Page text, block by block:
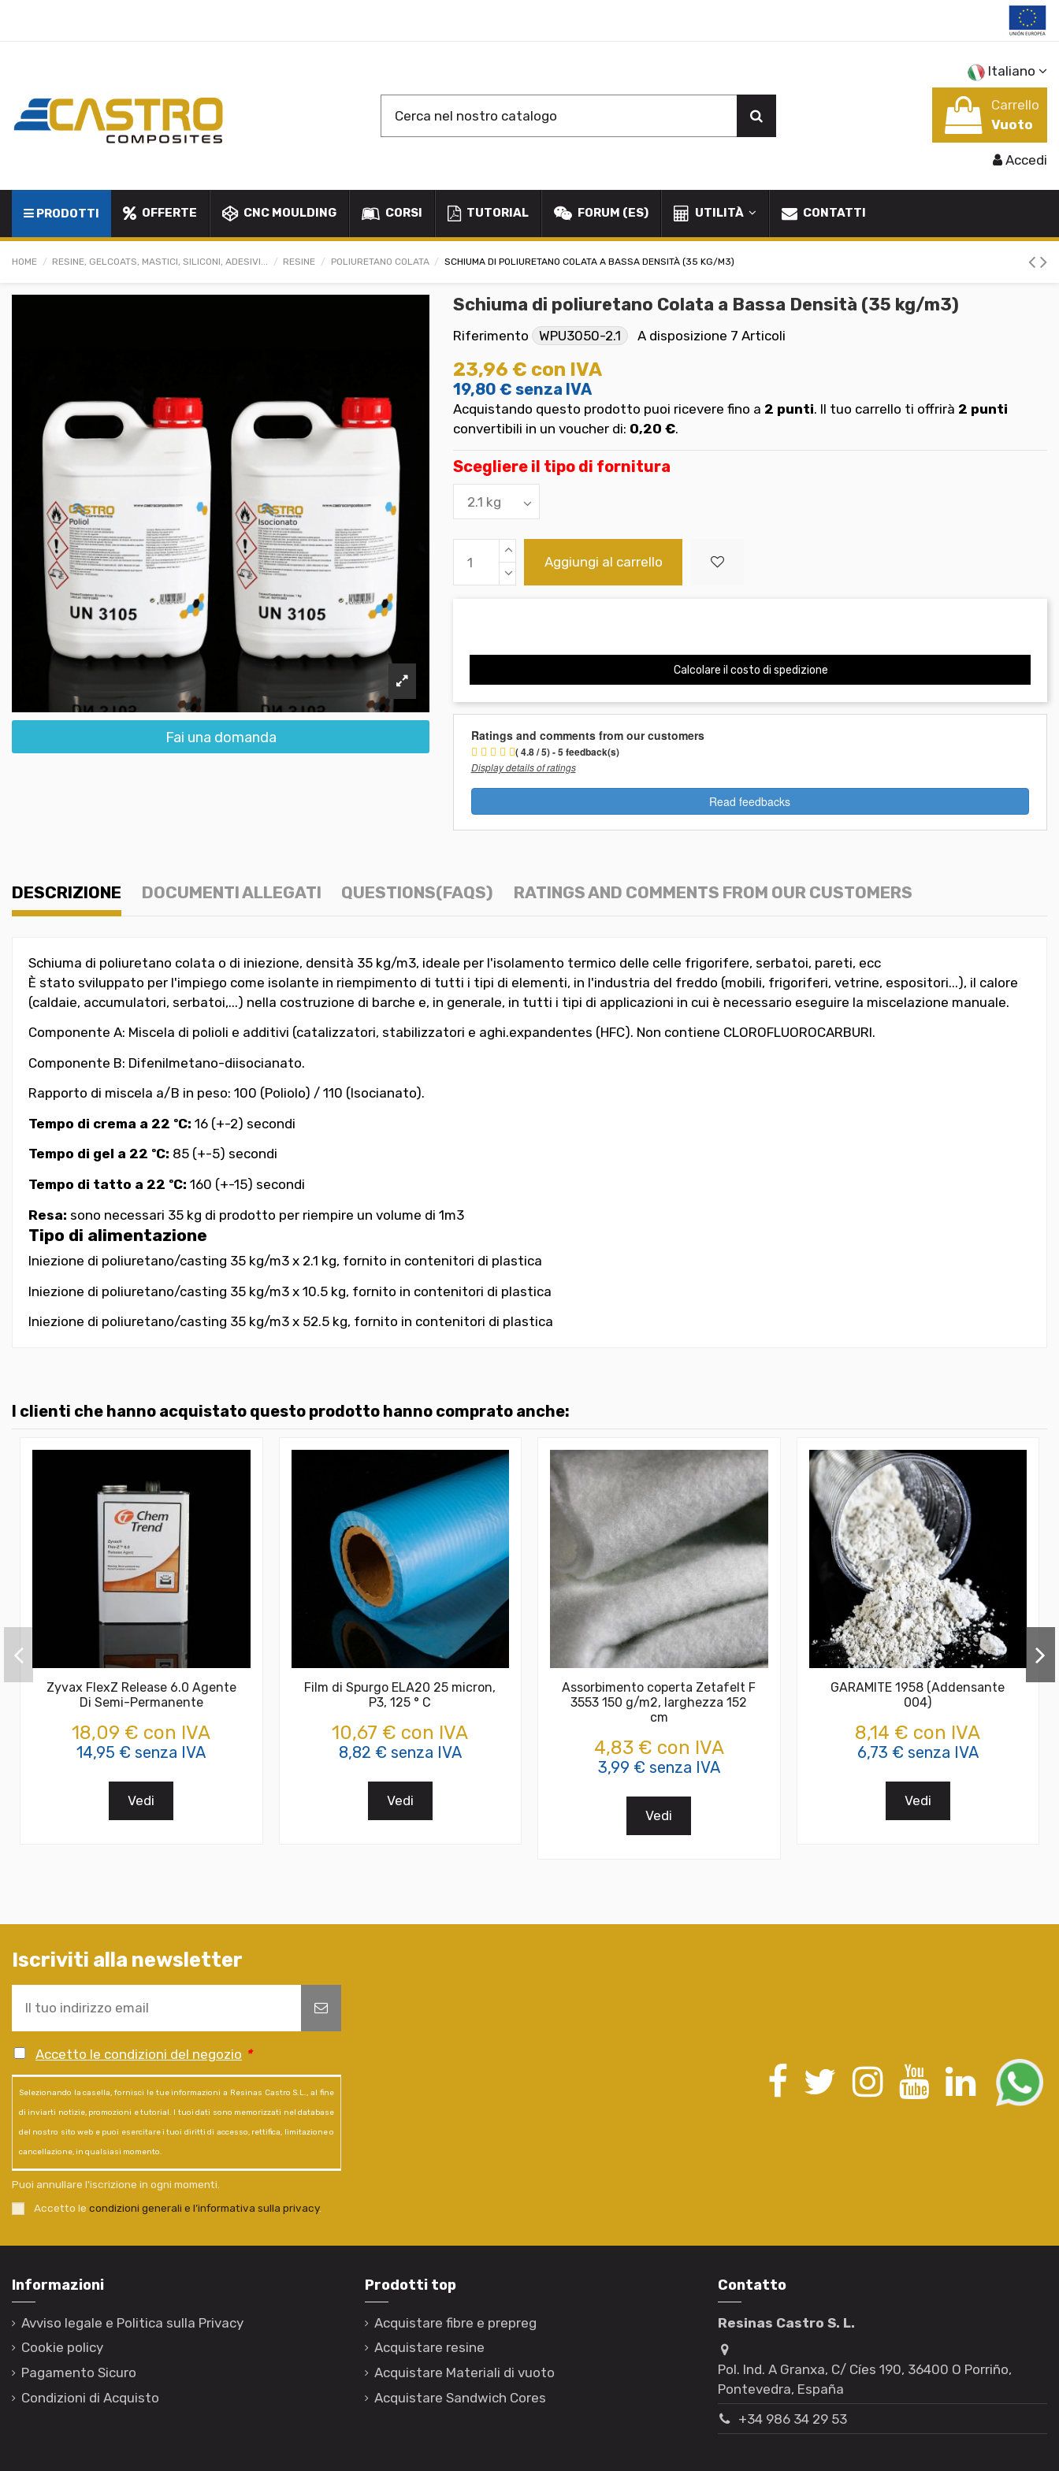
Italiano
Carrello
Vuoto
Accedi
PRODOTTI OFFERTE CNC MOULDING CORSI TUTORIAL FORUM (ES) UTILITÀ CONTATTI
HOME RESINE, GELCOATS, MASTICI, SILICONI, ADESIVI... RESINE POLIURETANO COLATA SCHIUMA DI POLIURETANO COLATA A BASSA DENSITÀ (35 KG/M3)
Fai una domanda
Schiuma di poliuretano Colata a Bassa Densità (35 kg/m3)
Riferimento WPU3050-2.1 A disposizione 7 Articoli
23,96 € con IVA
19,80 € senza IVA
Acquistando questo prodotto puoi ricevere fino a 2 punti. Il tuo carrello ti offrirà 2 punti
convertibili in un voucher di: 0,20 €.
Scegliere il tipo di fornitura
Aggiungi al carrello
Calcolare il costo di spedizione
Ratings and comments from our customers
( 4.8 / 5) - 5 feedback(s)
Display details of ratings
Read feedbacks
DESCRIZIONE DOCUMENTI ALLEGATI QUESTIONS(FAQS) RATINGS AND COMMENTS FROM OUR CUSTOMERS
Schiuma di poliuretano colata o di iniezione, densità 35 kg/m3, ideale per l'isolamento termico delle celle frigorifere, serbatoi, pareti, ecc
È stato sviluppato per l'impiego come isolante in riempimento di tutti i tipi di elementi, in l'industria del freddo (mobili, frigoriferi, vetrine, espositori...), il calore
(caldaie, accumulatori, serbatoi,...) nella costruzione di barche e, in generale, in tutti i tipi di applicazioni in cui è necessario eseguire la miscelazione manuale.
Componente A: Miscela di polioli e additivi (catalizzatori, stabilizzatori e aghi.expandentes (HFC). Non contiene CLOROFLUOROCARBURI.
Componente B: Difenilmetano-diisocianato.
Rapporto di miscela a/B in peso: 100 (Poliolo) / 110 (Isocianato).
Tempo di crema a 22 ºC: 16 (+-2) secondi
Tempo di gel a 22 ºC: 85 (+-5) secondi
Tempo di tatto a 22 ºC: 160 (+-15) secondi
Resa: sono necessari 35 kg di prodotto per riempire un volume di 1m3
Tipo di alimentazione
Iniezione di poliuretano/casting 35 kg/m3 x 2.1 kg, fornito in contenitori di plastica
Iniezione di poliuretano/casting 35 kg/m3 x 10.5 kg, fornito in contenitori di plastica
Iniezione di poliuretano/casting 35 kg/m3 x 52.5 kg, fornito in contenitori di plastica
I clienti che hanno acquistato questo prodotto hanno comprato anche:
Zyvax FlexZ Release 6.0 Agente
Di Semi-Permanente
18,09 € con IVA
14,95 € senza IVA
Vedi
Film di Spurgo ELA20 25 micron,
P3, 125 ° C
10,67 € con IVA
8,82 € senza IVA
Vedi
Assorbimento coperta Zetafelt F
3553 150 g/m2, larghezza 152
cm
4,83 € con IVA
3,99 € senza IVA
Vedi
GARAMITE 1958 (Addensante
004)
8,14 € con IVA
6,73 € senza IVA
Vedi
Iscriviti alla newsletter
Accetto le condizioni del negozio *
Selezionando la casella, fornisci le tue informazioni a Resinas Castro S.L., al fine
di inviarti notizie, promozioni e tutorial. I tuoi dati sono memorizzati nel database
del nostro sito web e puoi esercitare i tuoi diritti di accesso, rettifica, limitazione o
cancellazione, in qualsiasi momento.
Puoi annullare l'iscrizione in ogni momenti.
Accetto le condizioni generali e l’informativa sulla privacy.
Informazioni
Avviso legale e Politica sulla Privacy
Cookie policy
Pagamento Sicuro
Condizioni di Acquisto
Prodotti top
Acquistare fibre e prepreg
Acquistare resine
Acquistare Materiali di vuoto
Acquistare Sandwich Cores
Contatto
Resinas Castro S. L.
Pol. Ind. A Granxa, C/ Cíes 190, 36400 O Porriño,
Pontevedra, España
+34 986 34 29 53